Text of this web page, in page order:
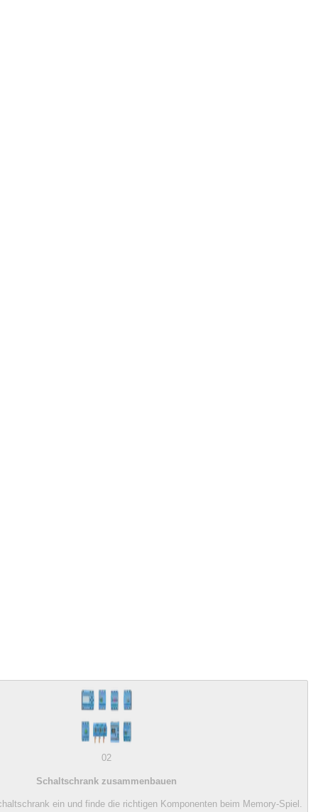
02
Schaltschrank zusammenbauen
ein und finde die richtigen Komponenten beim Memory-Spiel.